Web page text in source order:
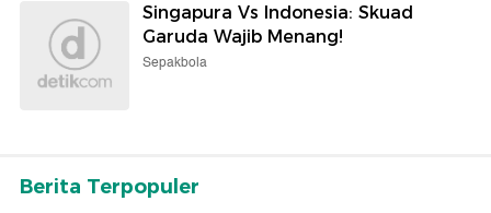
Singapura Vs Indonesia: Skuad
Garuda Wajib Menang!
Sepakbola
Berita Terpopuler